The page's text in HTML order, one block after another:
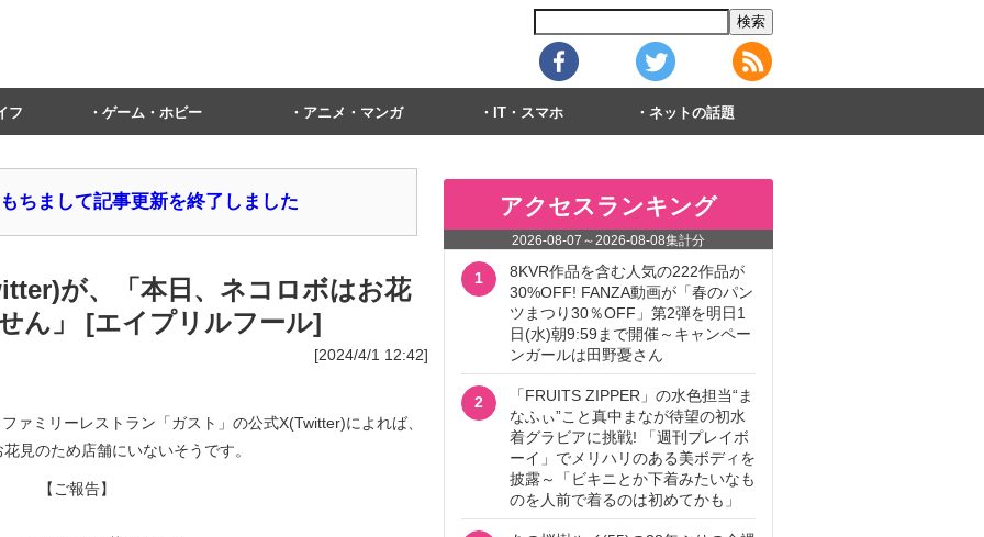
フ ゲーム・ホビー アニメ・マンガ IT・スマホ ネットの話題
ちまして記事更新を終了しました
が、「本日、ネコロボはお花
ん」 [エイプリルフール]
[2024/4/1 12:42]
ミリーレストラン「ガスト」の公式X(Twitter)によれば、
見のため店舗にいないそうです。
【ご報告】
アクセスランキング
2026-08-07 ～2026-08-08集計分
1
8KVR作品を含む人気の222作品が
30%OFF! FANZA動画が「春のパン
ツまつり30％OFF」第2弾を明日1
日(水)朝9:59まで開催～キャンペー
ンガールは田野憂さん
2
「FRUITS ZIPPER」の水色担当“ま
なふぃ”こと真中まなが待望の初水
着グラビアに挑戦! 「週刊プレイボ
ーイ」でメリハリのある美ボディを
披露～「ビキニとか下着みたいなも
のを人前で着るのは初めてかも」